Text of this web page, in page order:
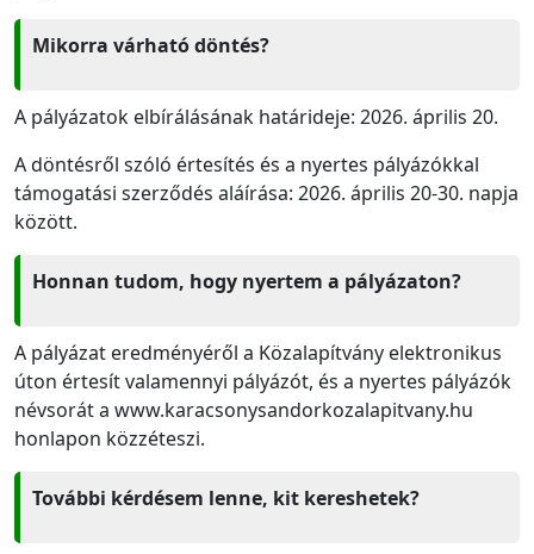
Mikorra várható döntés?
A pályázatok elbírálásának határideje: 2026. április 20.
A döntésről szóló értesítés és a nyertes pályázókkal
támogatási szerződés aláírása: 2026. április 20-30. napja
között.
Honnan tudom, hogy nyertem a pályázaton?
A pályázat eredményéről a Közalapítvány elektronikus
úton értesít valamennyi pályázót, és a nyertes pályázók
névsorát a www.karacsonysandorkozalapitvany.hu
honlapon közzéteszi.
További kérdésem lenne, kit kereshetek?